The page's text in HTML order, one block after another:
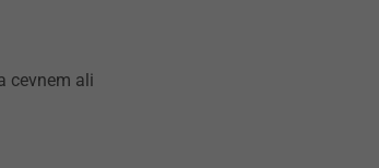
cevnem ali